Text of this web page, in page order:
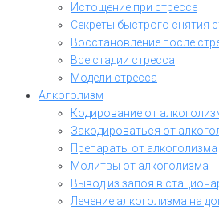
Истощение при стрессе
Секреты быстрого снятия
Восстановление после
Все стадии стресса
Модели стресса
Алкоголизм
Кодирование от
Закодироваться от
Препараты от алкоголизма
Молитвы от алкоголизма
Вывод из запоя в
Лечение алкоголизма на